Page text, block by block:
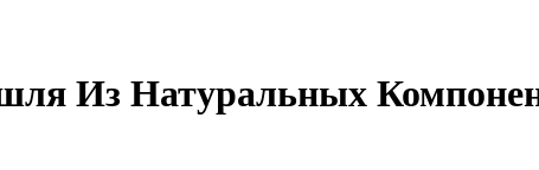
Из Натуральных